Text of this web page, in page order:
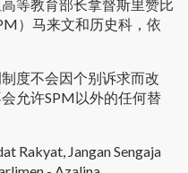
等教育部长拿督斯里赞比
）马来文和历史科，依
度不会因个别诉求而改
允许SPM以外的任何替